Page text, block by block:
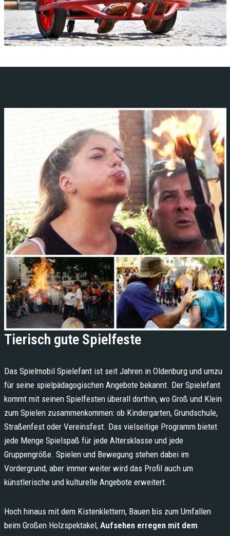
Tierisch gute Spielfeste
Das Spielmobil Spielefant ist seit Jahren in Oldenburg und umzu
für seine spielpädagogischen Angebote bekannt. Der Spielefant
kommt mit seinen Spielfesten überall dorthin, wo Groß und Klein
zum Spielen zusammenkommen: ob Kindergarten, Grundschule,
Straßenfest oder Vereinsfest. Das vielseitige Programm bietet
jede Menge Spielspaß für jede Altersklasse und jede
Gruppengröße. Spielen und Bewegung stehen dabei im
Vordergrund, aber immer weiter wird das Profil auch um
künstlerische und kulturelle Angebote erweitert.
Hoch hinaus mit dem Kistenklettern, Bauen bis zum Umfallen
beim Großen Holzspektakel, Aufsehen erregen mit dem